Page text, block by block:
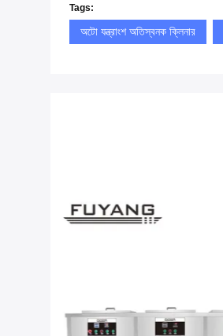
Tags:
অটো যন্ত্রাংশ অতিস্বনক ক্লিনার